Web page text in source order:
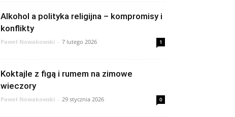
Alkohol a polityka religijna – kompromisy i
konflikty
Paweł Nowakowski - 7 lutego 2026 1
Koktajle z figą i rumem na zimowe
wieczory
Paweł Nowakowski - 29 stycznia 2026 0